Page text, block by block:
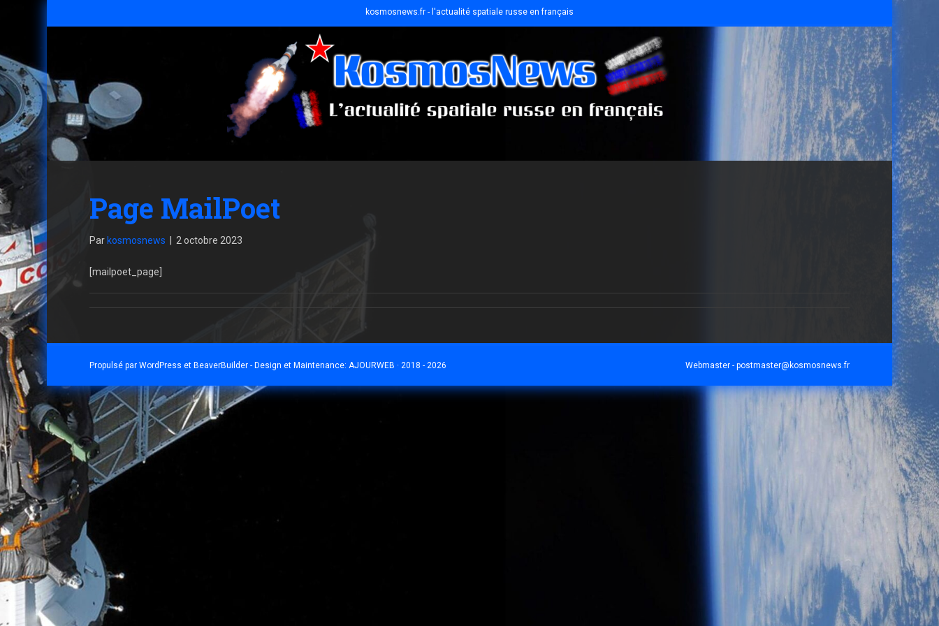
kosmosnews.fr - l'actualité spatiale russe en français
Page MailPoet
Par kosmosnews 2 octobre 2023
[mailpoet_page]
Propulsé par WordPress et BeaverBuilder- Design et Maintenance: AJOURWEB · 2018 - 2026 Webmaster -postmaster@kosmosnews.fr